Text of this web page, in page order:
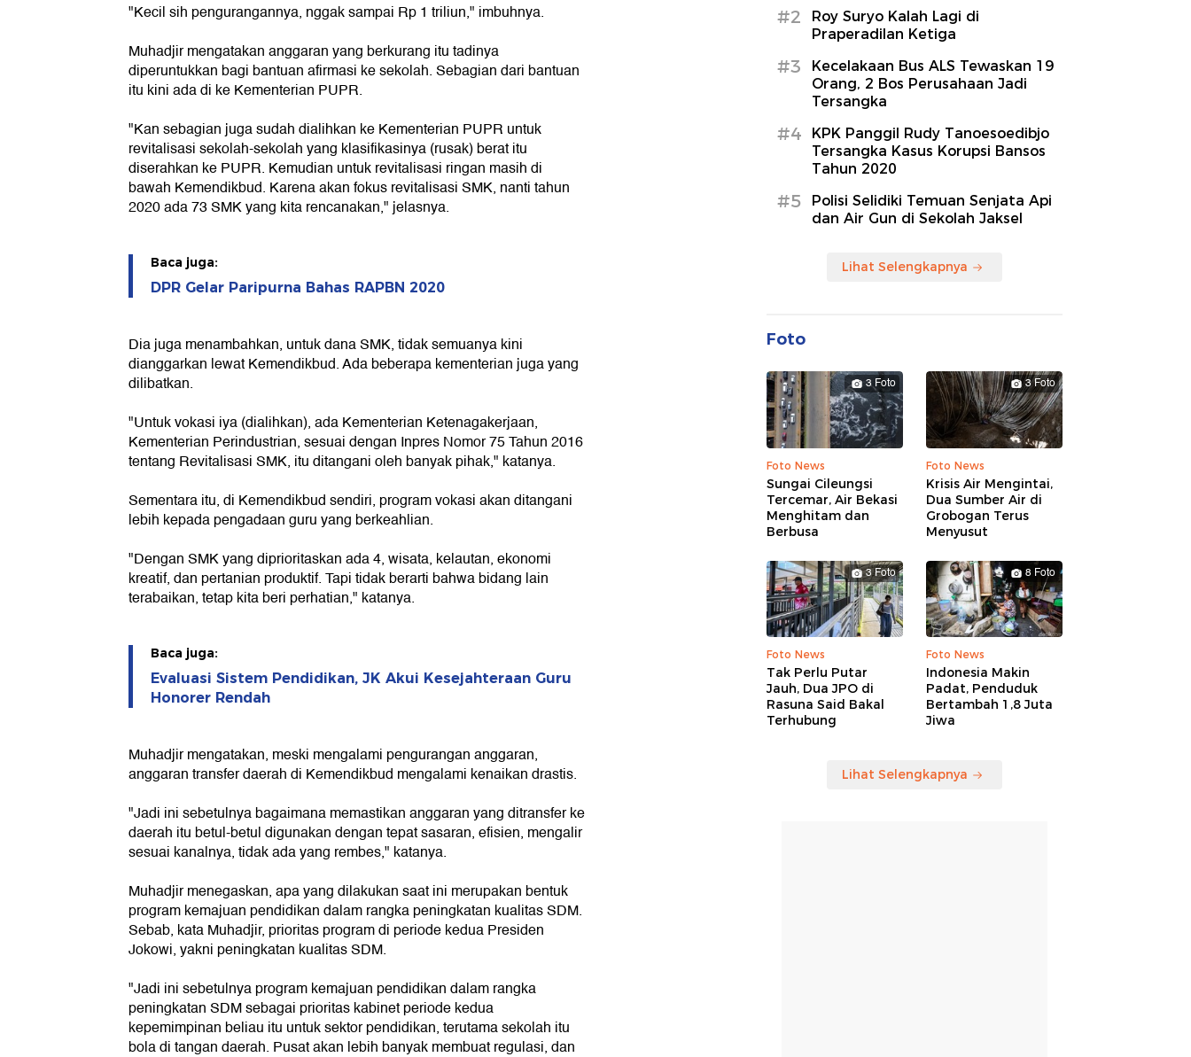
"Kecil sih pengurangannya, nggak sampai Rp 1 triliun," imbuhnya.
Muhadjir mengatakan anggaran yang berkurang itu tadinya
diperuntukkan bagi bantuan afirmasi ke sekolah. Sebagian dari bantuan
itu kini ada di ke Kementerian PUPR.
"Kan sebagian juga sudah dialihkan ke Kementerian PUPR untuk
revitalisasi sekolah-sekolah yang klasifikasinya (rusak) berat itu
diserahkan ke PUPR. Kemudian untuk revitalisasi ringan masih di
bawah Kemendikbud. Karena akan fokus revitalisasi SMK, nanti tahun
2020 ada 73 SMK yang kita rencanakan," jelasnya.
Baca juga:
DPR Gelar Paripurna Bahas RAPBN 2020
Dia juga menambahkan, untuk dana SMK, tidak semuanya kini
dianggarkan lewat Kemendikbud. Ada beberapa kementerian juga yang
dilibatkan.
"Untuk vokasi iya (dialihkan), ada Kementerian Ketenagakerjaan,
Kementerian Perindustrian, sesuai dengan Inpres Nomor 75 Tahun 2016
tentang Revitalisasi SMK, itu ditangani oleh banyak pihak," katanya.
Sementara itu, di Kemendikbud sendiri, program vokasi akan ditangani
lebih kepada pengadaan guru yang berkeahlian.
"Dengan SMK yang diprioritaskan ada 4, wisata, kelautan, ekonomi
kreatif, dan pertanian produktif. Tapi tidak berarti bahwa bidang lain
terabaikan, tetap kita beri perhatian," katanya.
Baca juga:
Evaluasi Sistem Pendidikan, JK Akui Kesejahteraan Guru
Honorer Rendah
Muhadjir mengatakan, meski mengalami pengurangan anggaran,
anggaran transfer daerah di Kemendikbud mengalami kenaikan drastis.
"Jadi ini sebetulnya bagaimana memastikan anggaran yang ditransfer ke
daerah itu betul-betul digunakan dengan tepat sasaran, efisien, mengalir
sesuai kanalnya, tidak ada yang rembes," katanya.
Muhadjir menegaskan, apa yang dilakukan saat ini merupakan bentuk
program kemajuan pendidikan dalam rangka peningkatan kualitas SDM.
Sebab, kata Muhadjir, prioritas program di periode kedua Presiden
Jokowi, yakni peningkatan kualitas SDM.
"Jadi ini sebetulnya program kemajuan pendidikan dalam rangka
peningkatan SDM sebagai prioritas kabinet periode kedua
kepemimpinan beliau itu untuk sektor pendidikan, terutama sekolah itu
bola di tangan daerah. Pusat akan lebih banyak membuat regulasi, dan
#2
Roy Suryo Kalah Lagi di
Praperadilan Ketiga
#3
Kecelakaan Bus ALS Tewaskan 19
Orang, 2 Bos Perusahaan Jadi
Tersangka
#4
KPK Panggil Rudy Tanoesoedibjo
Tersangka Kasus Korupsi Bansos
Tahun 2020
#5
Polisi Selidiki Temuan Senjata Api
dan Air Gun di Sekolah Jaksel
Lihat Selengkapnya
Foto
3 Foto
Foto News
Sungai Cileungsi
Tercemar, Air Bekasi
Menghitam dan
Berbusa
3 Foto
Foto News
Krisis Air Mengintai,
Dua Sumber Air di
Grobogan Terus
Menyusut
3 Foto
Foto News
Tak Perlu Putar
Jauh, Dua JPO di
Rasuna Said Bakal
Terhubung
8 Foto
Foto News
Indonesia Makin
Padat, Penduduk
Bertambah 1,8 Juta
Jiwa
Lihat Selengkapnya